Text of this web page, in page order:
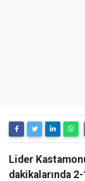
Lider
dakikalarında